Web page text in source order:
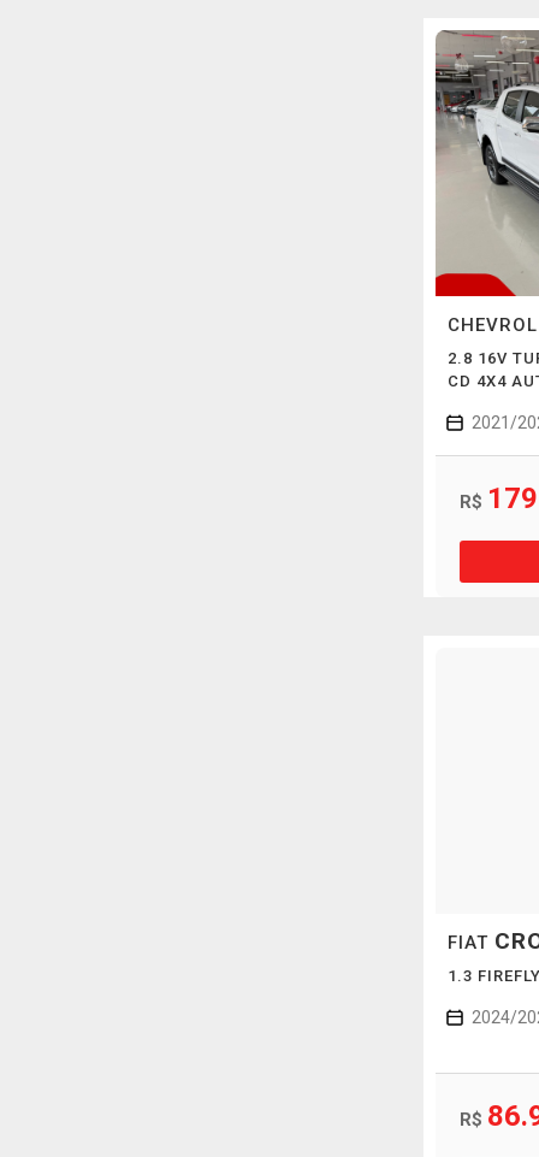
2.8 16V
CD 4X4
2021/
R$
FIAT
1.3
2024/
R$